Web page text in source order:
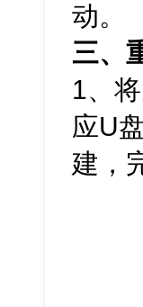
动。
三、
1、
应U
建，